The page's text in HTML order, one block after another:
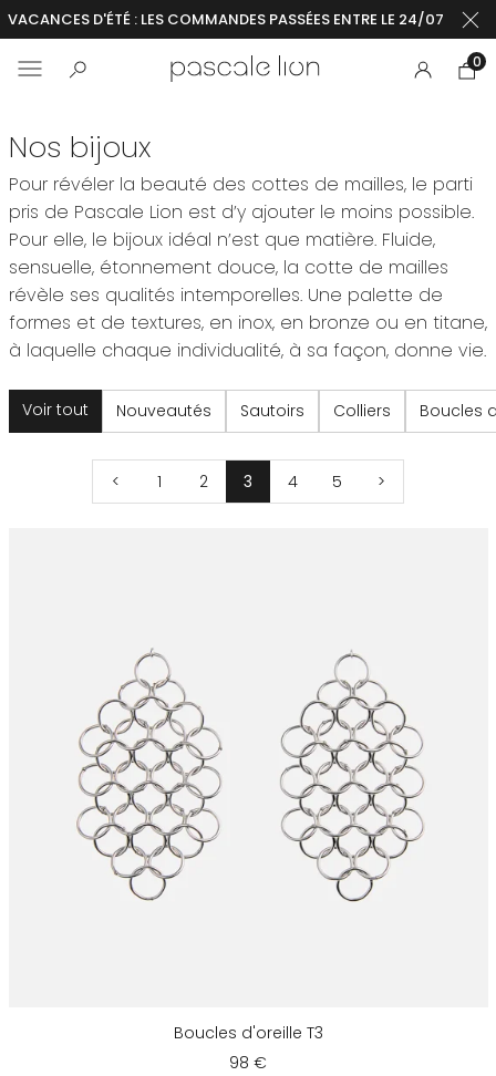
VACANCES D'ÉTÉ : LES COMMANDES PASSÉES ENTRE LE 24/07 ET
0
Nos bijoux
Pour révéler la beauté des cottes de mailles, le parti
pris de Pascale Lion est d’y ajouter le moins possible.
Pour elle, le bijoux idéal n’est que matière. Fluide,
sensuelle, étonnement douce, la cotte de mailles
révèle ses qualités intemporelles. Une palette de
formes et de textures, en inox, en bronze ou en titane,
à laquelle chaque individualité, à sa façon, donne vie.
Voir tout Nouveautés Sautoirs Colliers Boucles
< 1 2 3 4 5 >
Boucles d'oreille T3
98 €